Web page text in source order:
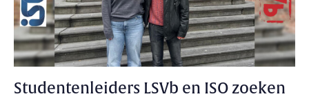
Studentenleiders LSVb en ISO zoeken